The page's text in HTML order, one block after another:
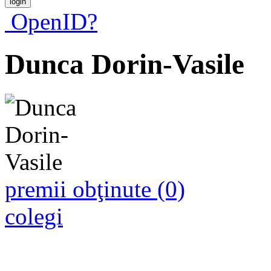
OpenID?
Dunca Dorin-Vasile
premii obţinute (0)
colegi